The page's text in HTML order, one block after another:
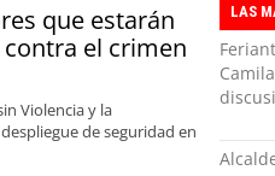
que estarán
el crimen
Violencia y la
de seguridad en
LAS